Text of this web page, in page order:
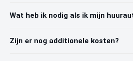
Wat heb ik nodig als ik mijn
Zijn er nog additionele kosten?